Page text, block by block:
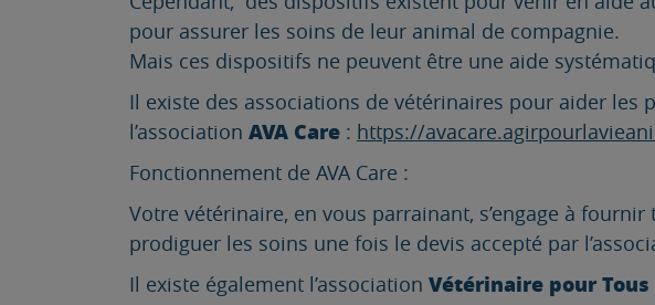
pour assurer les soins de leur animal de compagnie.
Mais ces dispositifs ne peuvent être une aide
Il existe des associations de vétérinaires pour aider
l’association AVA Care : https://
Fonctionnement de AVA Care :
Votre vétérinaire, en vous parrainant, s’engage à
prodiguer les soins une fois le devis accepté par
Il existe également l’association Vétérinaire pour Tous